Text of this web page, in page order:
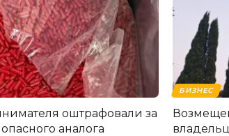
оштрафовали за
аналога
БИЗНЕС